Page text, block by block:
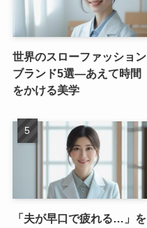
世界のスローファッション
ブランド5選—あえて時間
をかける美学
「夫が早口で疲れる…」を